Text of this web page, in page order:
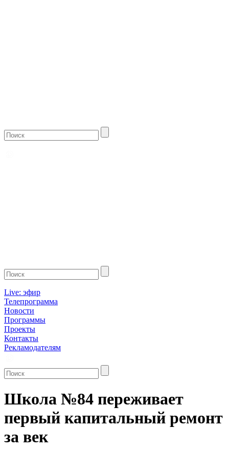
Live: эфир
Телепрограмма
Новости
Программы
Проекты
Контакты
Рекламодателям
Школа №84 переживает
первый капитальный ремонт
за век